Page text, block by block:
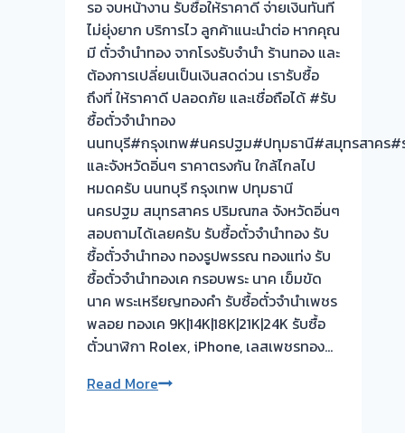
ฟรี
จ่าย
สด
ทันที
ไม่
ต้อง
รอ
จบไว
รอ จบหน้างาน รับซื้อให้ราคาดี จ่ายเงินทันที
ไม่ยุ่งยาก บริการไว ลูกค้าแนะนำต่อ หากคุณ
มี ตั๋วจำนำทอง จากโรงรับจำนำ ร้านทอง และ
ต้องการเปลี่ยนเป็นเงินสดด่วน เรารับซื้อ
ถึงที่ ให้ราคาดี ปลอดภัย และเชื่อถือได้ #รับ
ซื้อตั๋วจำนำทอง
นนทบุรี#กรุงเทพ#นครปฐม#ปทุมธานี#สมุทรสาคร#
และจังหวัดอิ่นๆ ราคาตรงกัน ใกล้ไกลไป
หมดครับ นนทบุรี กรุงเทพ ปทุมธานี
นครปฐม สมุทรสาคร ปริมณฑล จังหวัดอิ่นๆ
สอบถามได้เลยครับ รับซื้อตั๋วจำนำทอง รับ
ซื้อตั๋วจำนำทอง ทองรูปพรรณ ทองแท่ง รับ
ซื้อตั๋วจำนำทองเค กรอบพระ นาค เข็มขัด
นาค พระเหรียญทองคำ รับซื้อตั๋วจำนำเพชร
พลอย ทองเค 9K|14K|18K|21K|24K รับซื้อ
ตั๋วนาฬิกา Rolex, iPhone, เลสเพชรทอง…
Read Moreรับ